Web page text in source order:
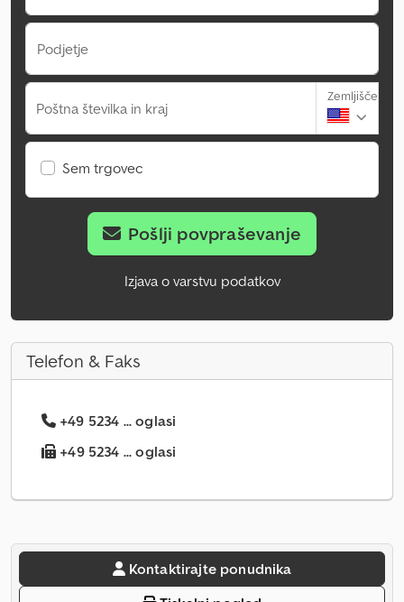
Podjetje
Poštna številka in kraj
Zemljišče
Sem trgovec
Pošlji povpraševanje
Izjava o varstvu podatkov
Telefon & Faks
+49 5234 ... oglasi
+49 5234 ... oglasi
Kontaktirajte ponudnika